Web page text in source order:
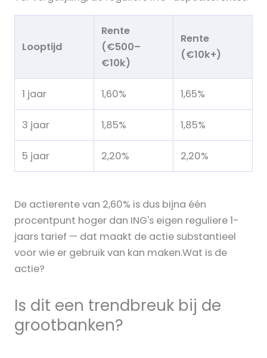
Looptijd
Rente
(€500–
€10k)
Rente
(€10k+)
1 jaar 1,60% 1,65%
3 jaar 1,85% 1,85%
5 jaar 2,20% 2,20%
De actierente van 2,60% is dus bijna één
procentpunt hoger dan ING's eigen reguliere 1-
jaars tarief — dat maakt de actie substantieel
voor wie er gebruik van kan maken.Wat is de
actie?
Is dit een trendbreuk bij de
grootbanken?